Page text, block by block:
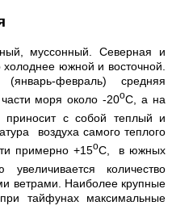
муссонный. Северная и
южной и восточной.
февраль) средняя
моря около -20оС, а на
с собой теплый и
воздуха самого теплого
примерно +15оС, в южных
количество
ветрами. Наиболее крупные
тайфунах максимальные